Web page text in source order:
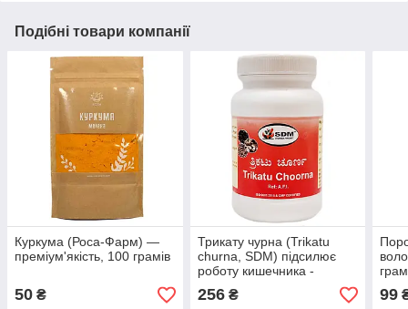
Подібні товари компанії
Куркума (Роса-Фарм) —
преміум'якість, 100 грамів
50 ₴
Трикату чурна (Trikatu
churna, SDM) підсилює
роботу кишечника -
Аюрведа преміум якості,
100 грам
256₴ 99